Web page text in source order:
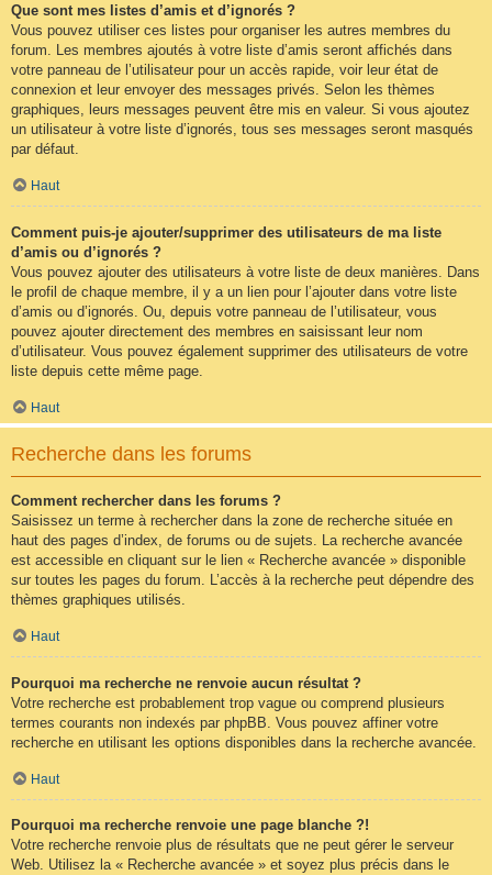
Que sont mes listes d’amis et d’ignorés ?
Vous pouvez utiliser ces listes pour organiser les autres membres du
forum. Les membres ajoutés à votre liste d’amis seront affichés dans
votre panneau de l’utilisateur pour un accès rapide, voir leur état de
connexion et leur envoyer des messages privés. Selon les thèmes
graphiques, leurs messages peuvent être mis en valeur. Si vous ajoutez
un utilisateur à votre liste d’ignorés, tous ses messages seront masqués
par défaut.
Haut
Comment puis-je ajouter/supprimer des utilisateurs de ma liste
d’amis ou d’ignorés ?
Vous pouvez ajouter des utilisateurs à votre liste de deux manières. Dans
le profil de chaque membre, il y a un lien pour l’ajouter dans votre liste
d’amis ou d’ignorés. Ou, depuis votre panneau de l’utilisateur, vous
pouvez ajouter directement des membres en saisissant leur nom
d’utilisateur. Vous pouvez également supprimer des utilisateurs de votre
liste depuis cette même page.
Haut
Recherche dans les forums
Comment rechercher dans les forums ?
Saisissez un terme à rechercher dans la zone de recherche située en
haut des pages d’index, de forums ou de sujets. La recherche avancée
est accessible en cliquant sur le lien « Recherche avancée » disponible
sur toutes les pages du forum. L’accès à la recherche peut dépendre des
thèmes graphiques utilisés.
Haut
Pourquoi ma recherche ne renvoie aucun résultat ?
Votre recherche est probablement trop vague ou comprend plusieurs
termes courants non indexés par phpBB. Vous pouvez affiner votre
recherche en utilisant les options disponibles dans la recherche avancée.
Haut
Pourquoi ma recherche renvoie une page blanche ?!
Votre recherche renvoie plus de résultats que ne peut gérer le serveur
Web. Utilisez la « Recherche avancée » et soyez plus précis dans le